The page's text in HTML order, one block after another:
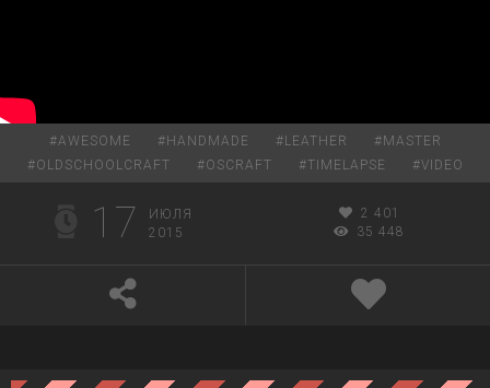
#AWESOME # HANDMADE # LEATHER # MASTER
#OLDSCHOOLCRAFT #OSCRAFT #TIMELAPSE #VIDEO
17
ИЮЛЯ
2015
2 401
35 448